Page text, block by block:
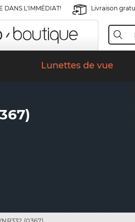
DANS L'IMMÉDIAT! Livraison
Lunettes de vue